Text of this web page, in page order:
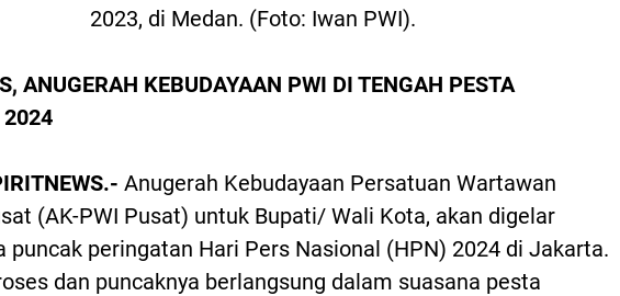
2023, di Medan. (Foto: Iwan PWI).
ANUGERAH KEBUDAYAAN PWI DI TENGAH PESTA
2024
Anugerah Kebudayaan Persatuan Wartawan
(AK-PWI Pusat) untuk Bupati/ Wali Kota, akan digelar
puncak peringatan Hari Pers Nasional (HPN) 2024 di Jakarta.
dan puncaknya berlangsung dalam suasana pesta